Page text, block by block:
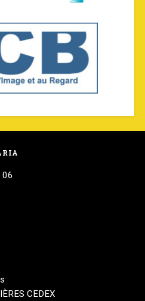
06
CEDEX